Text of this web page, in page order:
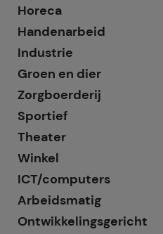
Horeca
Handenarbeid
Industrie
Groen en dier
Zorgboerderij
Sportief
Theater
Winkel
ICT/computers
Arbeidsmatig
Ontwikkelingsgericht